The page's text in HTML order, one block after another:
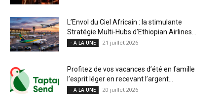
L’Envol du Ciel Africain : la stimulante
Stratégie Multi-Hubs d’Ethiopian Airlines...
- A LA UNE 21 juillet 2026
Profitez de vos vacances d’été en famille
l’esprit léger en recevant l’argent...
- A LA UNE 20 juillet 2026